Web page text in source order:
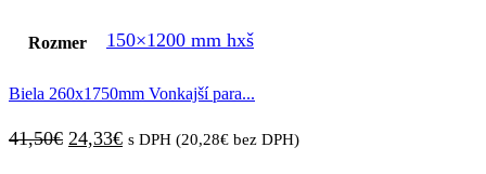
Rozmer 150×1200 mm hxš
Biela 260x1750mm Vonkajší para...
41,50€ Pôvodná
24,33€Aktuálna
s DPH (20,28€ bez DPH)